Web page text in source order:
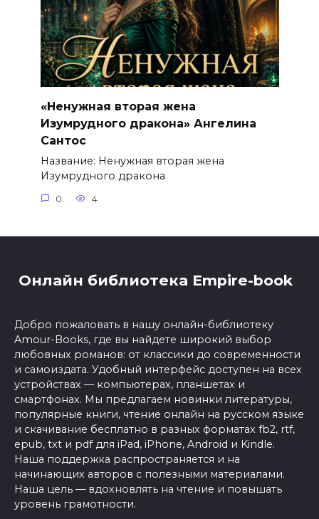
«Ненужная вторая жена
Изумрудного дракона» Ангелина
Сантос
Название: Ненужная вторая жена
Изумрудного дракона
0 4
Онлайн библиотека Empire-book
Добро пожаловать в нашу онлайн-библиотеку
Amour-Books, где вы найдете широкий выбор
любовных романов: от классики до современности
и самоиздата. Удобный интерфейс доступен на всех
устройствах — компьютерах, планшетах и
смартфонах. Мы предлагаем новинки литературы,
популярные книги, чтение онлайн на русском языке
и скачивание бесплатно в разных форматах fb2, rtf,
epub, txt и pdf для iPad, iPhone, Android и Kindle.
Наша поддержка распространяется и на
начинающих авторов с полезными материалами.
Наша цель — вдохновлять на чтение и повышать
уровень грамотности.